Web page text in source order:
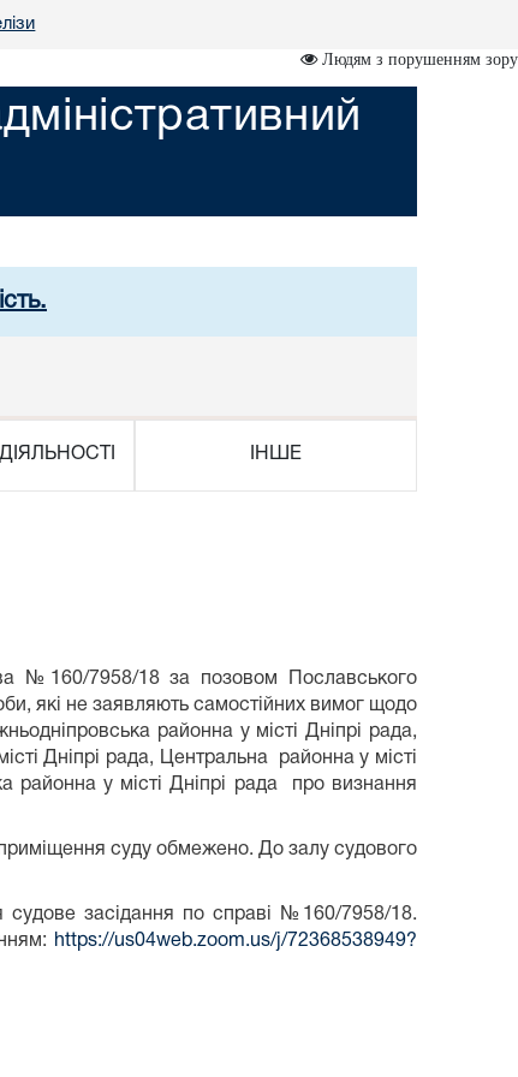
Людям з порушенням зору
ІНШЕ
№160/7958/18 за позовом Пославського
які не заявляють самостійних вимог щодо
районна у місті Дніпрі рада,
Дніпрі рада, Центральна районна у місті
районна у місті Дніпрі рада про визнання
суду обмежено. До залу судового
судове засідання по справі №160/7958/18.
https://us04web.zoom.us/j/72368538949?